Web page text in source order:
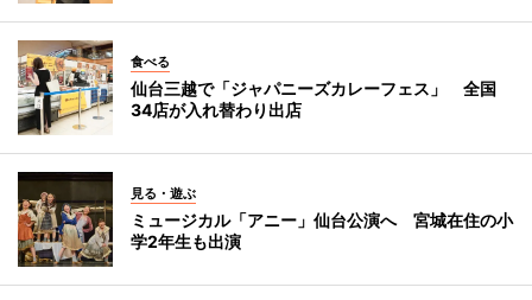
食べる
仙台三越で「ジャパニーズカレーフェス」 全国
34店が入れ替わり出店
見る・遊ぶ
ミュージカル「アニー」仙台公演へ 宮城在住の小
学2年生も出演